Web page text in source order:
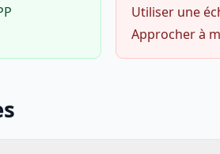
Utiliser une
Approcher à